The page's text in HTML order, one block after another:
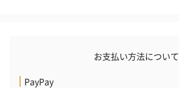
お支払い方法について
PayPay